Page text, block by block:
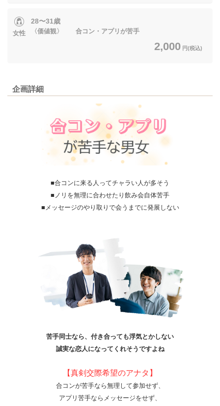
女性
28〜31歳
〈価値観〉 合コン・アプリが苦手
2,000 円(税込)
企画詳細
■合コンに来る人ってチャラい人が多そう
■ノリを無理に合わせたり飲み会自体苦手
■メッセージのやり取りで会うまでに発展しない
苦手同士なら、付き合っても浮気とかしない
誠実な恋人になってくれそうですよね
【真剣交際希望のアナタ】
合コンが苦手なら無理して参加せず、
アプリ苦手ならメッセージをせず、